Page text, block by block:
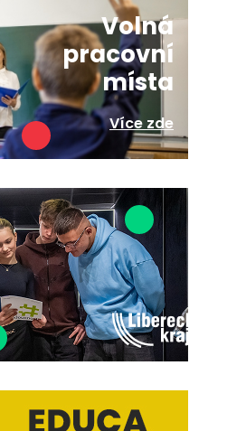
Volná
pracovní
místa
Více zde